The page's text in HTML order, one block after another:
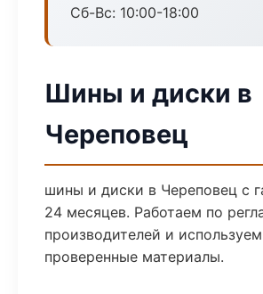
Сб-Вс: 10:00-18:00
Шины и диски в
Череповец
шины и диски в Череповец с
24 месяцев. Работаем по
производителей и используем
проверенные материалы.